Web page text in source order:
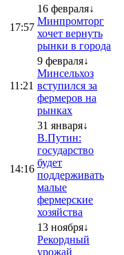
17:57
16 февраля↓
Минпромторг
хочет вернуть
рынки в города
11:21
9 февраля↓
Минсельхоз
вступился за
фермеров на
рынках
14:16
31 января↓
В.Путин:
государство
будет
поддерживать
малые
фермерские
хозяйства
13 ноября↓
Рекордный
урожай